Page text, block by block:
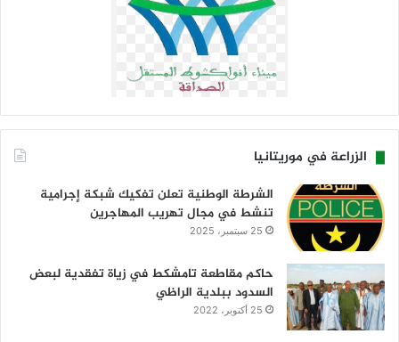
الزراعة في موريتانيا
الشرطة الوطنية تعلن تفكيك شبكة إجرامية
تنشط في مجال تهريب المهاجرين
25 سبتمبر، 2025
حاكم مقاطعة تامشكط في زياة تفقدية لبعض
السدود ببلدية الراظي
25 أكتوبر، 2022